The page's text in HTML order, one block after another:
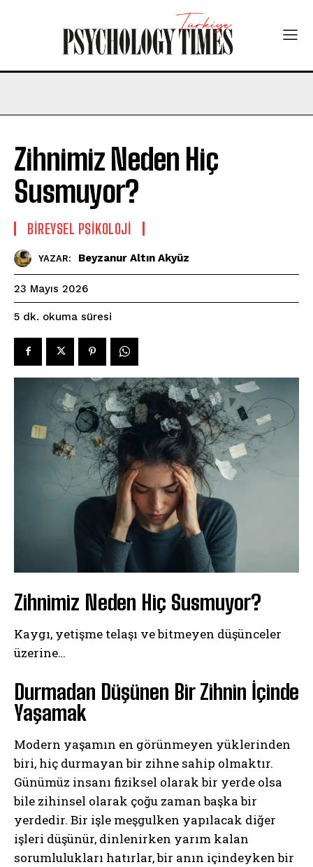
Zihnimiz Neden Hiç
Susmuyor?
BIREYSEL PSIKOLOJI
YAZAR: Beyzanur Altın Akyüz
23 Mayıs 2026
5 dk. okuma süresi
Zihnimiz Neden Hiç Susmuyor?
Kaygı, yetişme telaşı ve bitmeyen düşünceler
üzerine…
Durmadan Düşünen Bir Zihnin İçinde
Yaşamak
Modern yaşamın en görünmeyen yüklerinden
biri, hiç durmayan bir zihne sahip olmaktır.
Günümüz insanı fiziksel olarak bir yerde olsa
bile zihinsel olarak çoğu zaman başka bir
yerdedir. Bir işle meşgulken yapılacak diğer
işleri düşünür, dinlenirken yarım kalan
sorumlulukları hatırlar, bir anın içindeyken bir